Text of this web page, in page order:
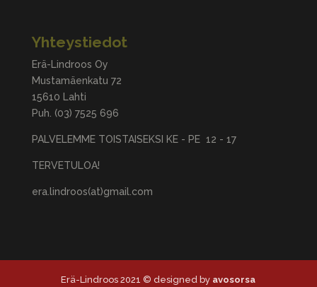
Yhteystiedot
Erä-Lindroos Oy
Mustamäenkatu 72
15610 Lahti
Puh. (03) 7525 696
PALVELEMME TOISTAISEKSI KE - PE 12 - 17
TERVETULOA!
era.lindroos(at)gmail.com
Erä-Lindroos 2021 © designed by avosorsa